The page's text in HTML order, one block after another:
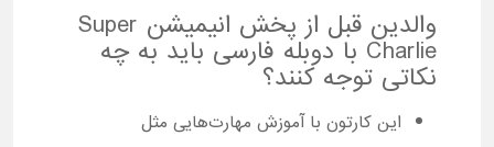
والدین قبل از پخش انیمیشن Super
Charlie با دوبله فارسی باید به چه
نکاتی توجه کنند؟
این کارتون با آموزش مهارت‌هایی مثل